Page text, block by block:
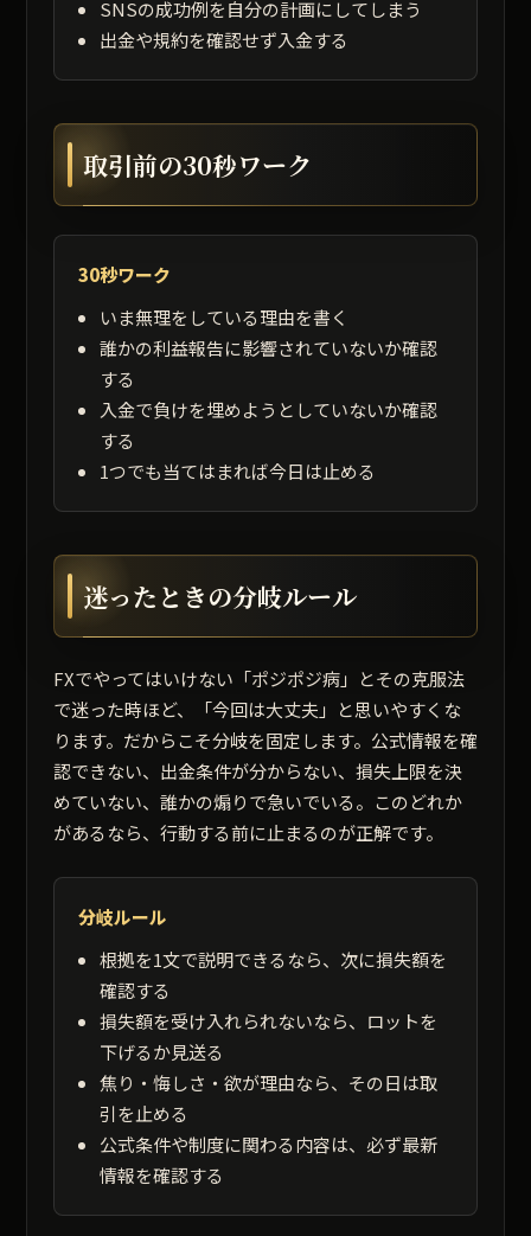
SNSの成功例を自分の計画にしてしまう
出金や規約を確認せず入金する
取引前の30秒ワーク
30秒ワーク
いま無理をしている理由を書く
誰かの利益報告に影響されていないか確認
する
入金で負けを埋めようとしていないか確認
する
1つでも当てはまれば今日は止める
迷ったときの分岐ルール
FXでやってはいけない「ポジポジ病」とその克服法
で迷った時ほど、「今回は大丈夫」と思いやすくな
ります。だからこそ分岐を固定します。公式情報を確
認できない、出金条件が分からない、損失上限を決
めていない、誰かの煽りで急いでいる。このどれか
があるなら、行動する前に止まるのが正解です。
分岐ルール
根拠を1文で説明できるなら、次に損失額を
確認する
損失額を受け入れられないなら、ロットを
下げるか見送る
焦り・悔しさ・欲が理由なら、その日は取
引を止める
公式条件や制度に関わる内容は、必ず最新
情報を確認する